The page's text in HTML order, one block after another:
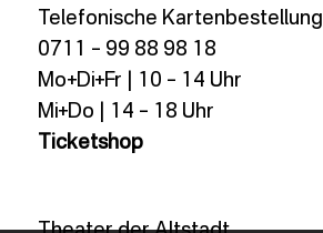
Telefonische Kartenbestellung
0711 – 99 88 98 18
Mo+Di+Fr | 10 – 14 Uhr
Mi+Do | 14 – 18 Uhr
Ticketshop